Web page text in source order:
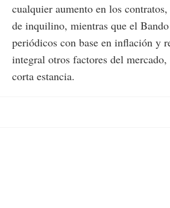
cualquier aumento en los
de inquilino, mientras que el
periódicos con base en inflación y
integral otros factores del
corta estancia.